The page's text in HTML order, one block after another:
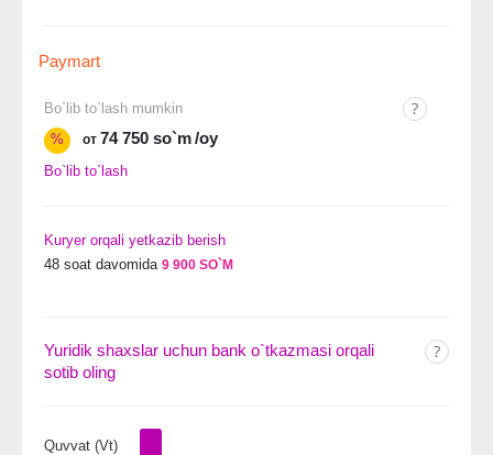
Paymart
Bo`lib to`lash mumkin
%
от 74 750 so`m/oy
Bo`lib to`lash
Kuryer orqali yetkazib berish
48 soat davomida 9 900 SO`M
Yuridik shaxslar uchun bank o`tkazmasi orqali
sotib oling
Quvvat (Vt)